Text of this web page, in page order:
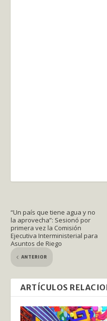
“Un país que tiene agua y no
la aprovecha”: Sesionó por
primera vez la Comisión
Ejecutiva Interministerial para
Asuntos de Riego
ANTERIOR
ARTÍCULOS